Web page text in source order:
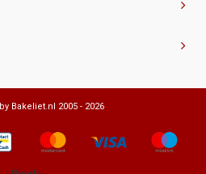
Bakeliet.nl 2005 - 2026